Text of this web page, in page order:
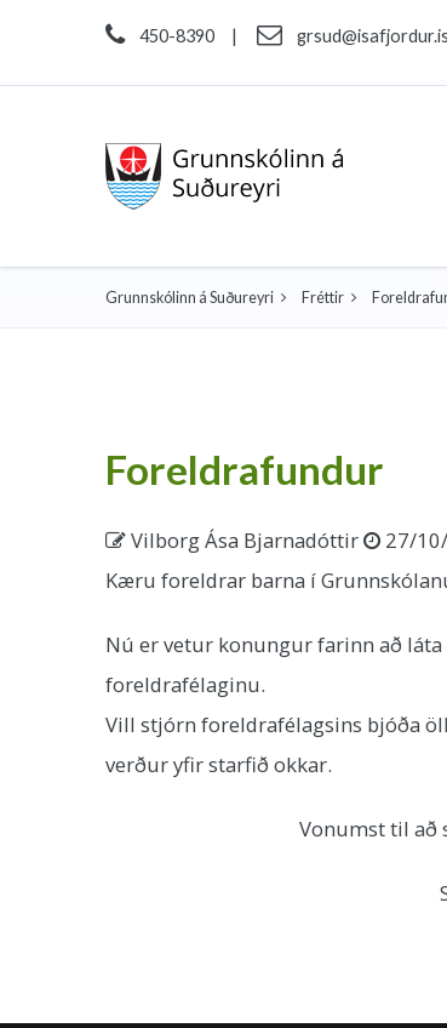
450-8390 |
grsud@isafjordur.is
Grunnskólinn á Suðureyri Fréttir
Foreldrafundur
Vilborg Ása Bjarnadóttir
27/
Kæru foreldrar barna í
Nú er vetur konungur farinn að
foreldrafélaginu.
Vill stjórn foreldrafélagsins bjóða
verður yfir starfið okkar.
Vonumst til að sjá
Stjórn